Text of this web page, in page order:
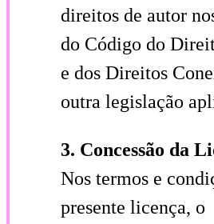
direitos de autor
do Código do
e dos Direitos
outra legislação
3. Concessão da
Nos termos e
presente licença, o